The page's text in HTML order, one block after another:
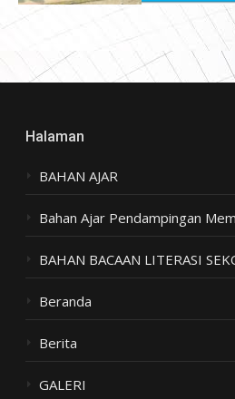
Halaman
BAHAN AJAR
Bahan Ajar Pendampingan
BAHAN BACAAN LITERASI
Beranda
Berita
GALERI